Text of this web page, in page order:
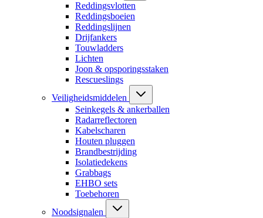
Reddingsvlotten
Reddingsboeien
Reddingslijnen
Drijfankers
Touwladders
Lichten
Joon & opsporingsstaken
Rescueslings
Veiligheidsmiddelen
Seinkegels & ankerballen
Radarreflectoren
Kabelscharen
Houten pluggen
Brandbestrijding
Isolatiedekens
Grabbags
EHBO sets
Toebehoren
Noodsignalen